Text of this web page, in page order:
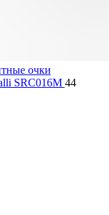
очки
SRC016M 44